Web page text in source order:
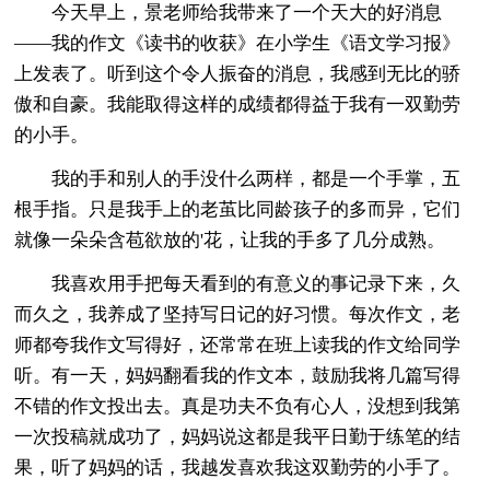
今天早上，景老师给我带来了一个天大的好消息
——我的作文《读书的收获》在小学生《语文学习报》
上发表了。听到这个令人振奋的消息，我感到无比的骄
傲和自豪。我能取得这样的成绩都得益于我有一双勤劳
的小手。
我的手和别人的手没什么两样，都是一个手掌，五
根手指。只是我手上的老茧比同龄孩子的多而异，它们
就像一朵朵含苞欲放的'花，让我的手多了几分成熟。
我喜欢用手把每天看到的有意义的事记录下来，久
而久之，我养成了坚持写日记的好习惯。每次作文，老
师都夸我作文写得好，还常常在班上读我的作文给同学
听。有一天，妈妈翻看我的作文本，鼓励我将几篇写得
不错的作文投出去。真是功夫不负有心人，没想到我第
一次投稿就成功了，妈妈说这都是我平日勤于练笔的结
果，听了妈妈的话，我越发喜欢我这双勤劳的小手了。